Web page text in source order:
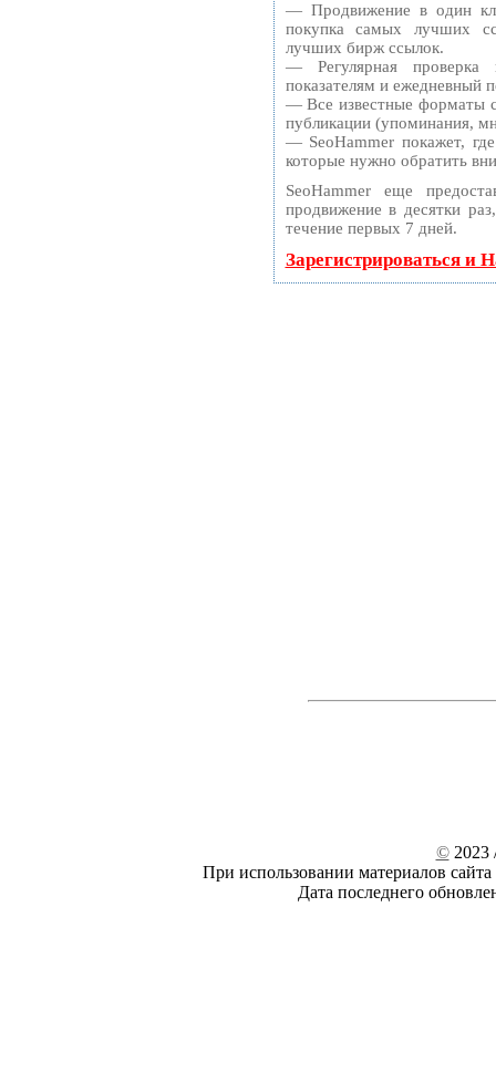
— Продвижение в один
покупка самых лучших
лучших бирж ссылок.
— Регулярная
показателям и ежедневный
— Все известные форматы
публикации (упоминания,
— SeoHammer покажет,
которые нужно обратить
SeoHammer еще
продвижение в десятки
течение первых 7 дней.
Зарегистрироваться и
©2023
При использовании материалов
Дата последнего